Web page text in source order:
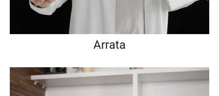
Arrata